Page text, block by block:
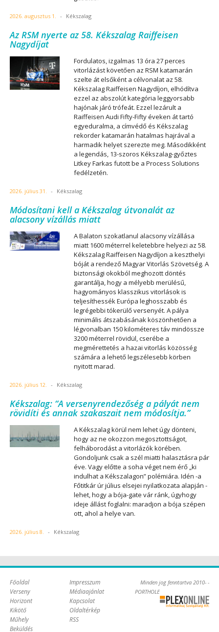
2026. augusztus 1. - Kékszalag
Az RSM nyerte az 58. Kékszalag Raiffeisen
Nagydíjat
Fordulatos, izgalmas 13 óra 27 perces
vitorlázást követően az RSM katamarán
szelte át elsőként a célvonalat az 58.
Kékszalag Raiffeisen Nagydíjon, elhódítva
ezzel az abszolút kategória leggyorsabb
hajónak járó trófeát. Ezzel lezárult a
Raiffeisen Audi Fifty-Fifty éveken át tartó
egyeduralma, a címvédő és Kékszalag
rekorder katamarán hatalmas hajrával a
harmadik helyet szerezte meg. Másodikként
a legendás, 13-szoros Kékszalag-győztes
Litkey Farkas futott be a Process Solutions
fedélzetén.
2026. július 31. - Kékszalag
Módosítani kell a Kékszalag útvonalát az
alacsony vízállás miatt
A Balaton szokatlanul alacsony vízállása
miatt 1600 méterrel keletebbre helyezi az 58.
Kékszalag Raiffeisen Nagydíjon a keszthelyi
bóját a rendező Magyar Vitorlás Szövetség. A
biztonsági okokból meghozott döntés
garantálja, hogy a mélyebb merülésű,
hagyományos klasszikus vitorlások is
teljesíthessék Európa leghosszabb és
legrégebbi tókerülő versenyét. A pálya
minimális átszabásának köszönhetően a
légvonalban 150 kilométeres táv mindössze
3200 méterrel rövidül, cserébe a
megmérettetés a hazai vitorlás közösség
számára a lehető legszélesebb körben
nyitott marad.
2026. július 12. - Kékszalag
Kékszalag: “A versenyrendezőség a pályát nem
rövidíti és annak szakaszait nem módosítja.”
A Kékszalag körül nem lehet úgy dönteni,
hogy az ne okozzon megosztottságot,
felháborodást a vitorlázók körében.
Gondoljunk csak a szél miatti halasztásra pár
éve. Vagy előtte a soha véget nem érő „ki
indulhat a Kékszalagon” polémiára. Idén -a
Főtitkár úr július elsejei nyilatkozata alapján -
lehet, hogy a bója-gate vár ránk, úgyhogy
ideje állást foglalni: maradjon a bója szépen
ott, ahol a helye van.
2026. július 8. - Kékszalag
Főoldal
Verseny
Horizont
Kikötő
Műhely
Beküldés
Impresszum
Médiaajánlat
Kapcsolat
Oldaltérkép
RSS
Minden jog fenntartva 2010- -
PORTHOLE
Online Kft. -